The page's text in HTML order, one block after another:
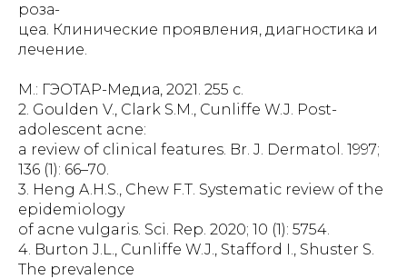
роза-
цеа. Клинические проявления, диагностика и
лечение.
М.: ГЭОТАР-Медиа, 2021. 255 с.
2. Goulden V., Clark S.M., Cunliffe W.J. Post-
adolescent acne:
a review of clinical features. Br. J. Dermatol. 1997;
136 (1): 66–70.
3. Heng A.H.S., Chew F.T. Systematic review of the
epidemiology
of acne vulgaris. Sci. Rep. 2020; 10 (1): 5754.
4. Burton J.L., Cunliffe W.J., Stafford I., Shuster S.
The prevalence